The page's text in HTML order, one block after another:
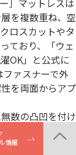
］マットレスは
を複数重ね、空
ロスカットやタ
ており、「ウェ
OK」と公式に
ァスナーで外
を両面からアプ
数の凸凹を付け
のものを「高通
、ウレタンフォ
情報